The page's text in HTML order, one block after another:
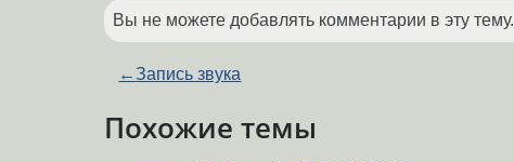
Вы не можете добавлять комментарии в эту
←Запись звука
Похожие темы